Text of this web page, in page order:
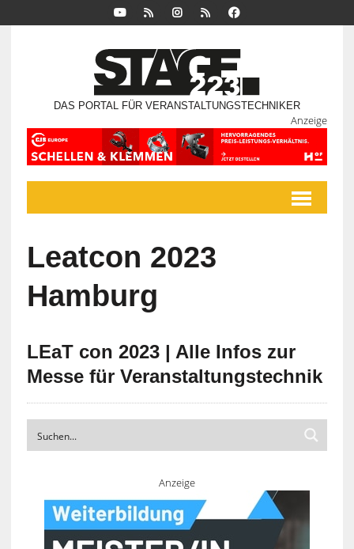
DAS PORTAL FÜR VERANSTALTUNGSTECHNIKER
Anzeige
Leatcon 2023
Hamburg
LEaT con 2023 | Alle Infos zur
Messe für Veranstaltungstechnik
Anzeige